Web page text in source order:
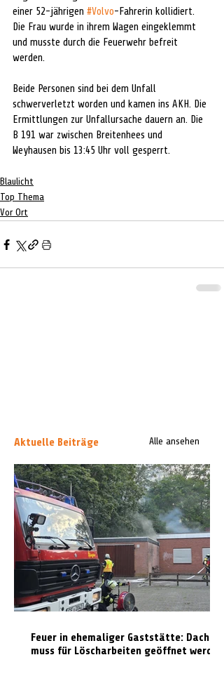
einer 52-jährigen #Volvo-Fahrerin kollidiert.
Die Frau wurde in ihrem Wagen eingeklemmt
und musste durch die Feuerwehr befreit
werden.
Beide Personen sind bei dem Unfall
schwerverletzt worden und kamen ins AKH. Die
Ermittlungen zur Unfallursache dauern an. Die
B 191 war zwischen Breitenhees und
Weyhausen bis 13:45 Uhr voll gesperrt.
Blaulicht
Top Thema
Vor Ort
Aktuelle Beiträge Alle ansehen
Feuer in ehemaliger Gaststätte: Dach
muss für Löscharbeiten geöffnet werden